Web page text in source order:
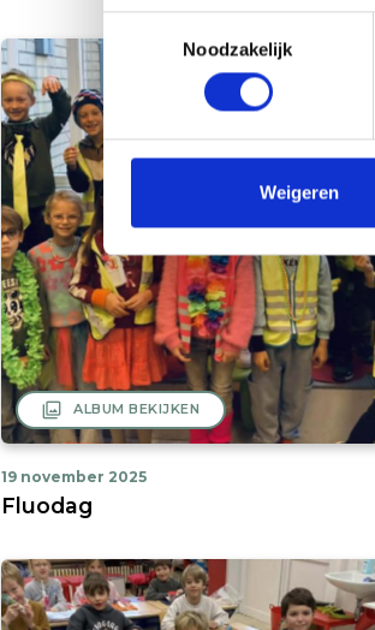
Noodzakelijk
Weigeren
filter ALBUM BEKIJKEN
19 november 2025
Fluodag